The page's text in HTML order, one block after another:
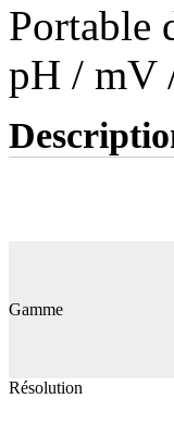
Portable
pH / mV
Gamme
Résolution